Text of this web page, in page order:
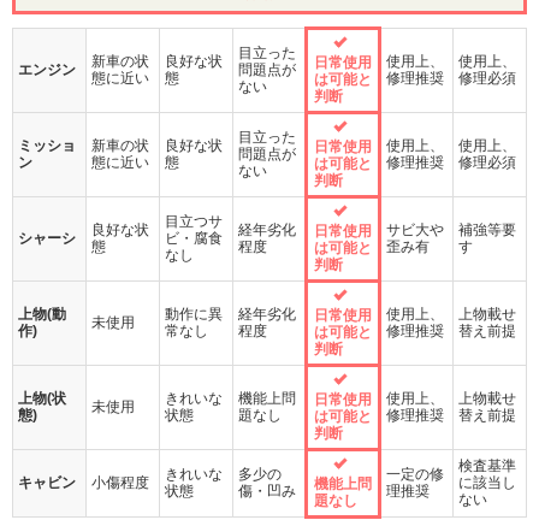
エンジン
新車の状
態に近い
良好な状
態
目立った
問題点が
ない
日常使用
は可能と
判断
使用上、
修理推奨
使用上、
修理必須
ミッショ
ン
新車の状
態に近い
良好な状
態
目立った
問題点が
ない
日常使用
は可能と
判断
使用上、
修理推奨
使用上、
修理必須
シャーシ
良好な状
態
目立つサ
ビ・腐食
なし
経年劣化
程度
日常使用
は可能と
判断
サビ大や
歪み有
補強等要
す
上物(動
作)
未使用
動作に異
常なし
経年劣化
程度
日常使用
は可能と
判断
使用上、
修理推奨
上物載せ
替え前提
上物(状
態)
未使用
きれいな
状態
機能上問
題なし
日常使用
は可能と
判断
使用上、
修理推奨
上物載せ
替え前提
キャビン 小傷程度
きれいな
状態
多少の
傷・凹み
機能上問
題なし
一定の修
理推奨
検査基準
に該当し
ない